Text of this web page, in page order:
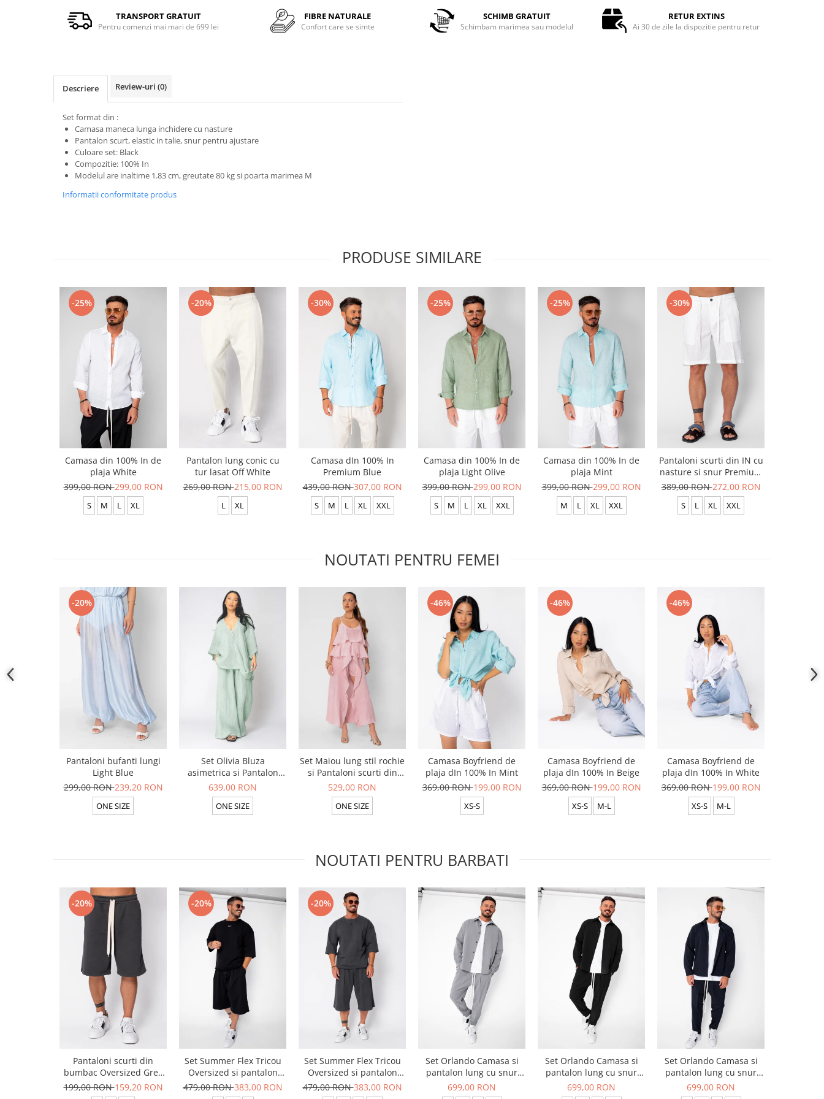
TRANSPORT GRATUIT
Pentru comenzi mai mari de 699 lei
FIBRE NATURALE
Confort care se simte
SCHIMB GRATUIT
Schimbam marimea sau modelul
RETUR EXTINS
Ai 30 de zile la dispozitie pentru retur
Descriere Review-uri (0)
Set format din :
Camasa maneca lunga inchidere cu nasture
Pantalon scurt, elastic in talie, snur pentru ajustare
Culoare set: Black
Compozitie: 100% In
Modelul are inaltime 1.83 cm, greutate 80 kg si poarta marimea M
Informatii conformitate produs
PRODUSE SIMILARE
-25%
Camasa din 100% In de
plaja White
399,00 RON299,00 RON
S M L XL
-20%
Pantalon lung conic cu
tur lasat Off White
269,00 RON215,00 RON
L XL
-30%
Camasa dIn 100% In
Premium Blue
439,00 RON307,00 RON
S M L XL XXL
-25%
Camasa din 100% In de
plaja Light Olive
399,00 RON299,00 RON
S M L XL XXL
-25%
Camasa din 100% In de
plaja Mint
399,00 RON299,00 RON
M L XL XXL
-30%
Pantaloni scurti din IN cu
nasture si snur Premium
Edition White
389,00 RON272,00 RON
S L XL XXL
NOUTATI PENTRU FEMEI
-20%
Pantaloni bufanti lungi
Light Blue
299,00 RON239,20 RON
ONE SIZE
Set Olivia Bluza
asimetrica si Pantalon
lung din 100% in Light
Olive
639,00 RON
ONE SIZE
Set Maiou lung stil rochie
si Pantaloni scurti din
100% in Rose
529,00 RON
ONE SIZE
-46%
Camasa Boyfriend de
plaja dIn 100% In Mint
369,00 RON199,00 RON
XS-S
-46%
Camasa Boyfriend de
plaja dIn 100% In Beige
369,00 RON199,00 RON
XS-S M-L
-46%
Camasa Boyfriend de
plaja dIn 100% In White
369,00 RON199,00 RON
XS-S M-L
NOUTATI PENTRU BARBATI
-20%
Pantaloni scurti din
bumbac Oversized Grey
Anthracite
199,00 RON159,20 RON
-20%
Set Summer Flex Tricou
Oversized si pantalon
scurt Baggy Black
479,00 RON383,00 RON
-20%
Set Summer Flex Tricou
Oversized si pantalon
scurt Baggy Grey
Anthracite
479,00 RON383,00 RON
Set Orlando Camasa si
pantalon lung cu snur
Premium Grey
699,00 RON
Set Orlando Camasa si
pantalon lung cu snur
Premium Black
699,00 RON
Set Orlando Camasa si
pantalon lung cu snur
Premium Navy
699,00 RON